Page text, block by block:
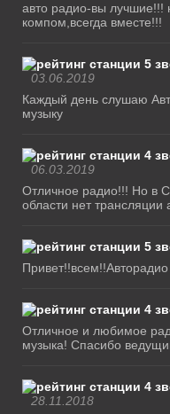
авто радио-вы
компом,всегда вместе!!!
03.06.2019
Каждый день слушаю
музыку
06.03.2019
Отличное радио!!! Но в
области нет трансляции
Отличное и любимое
музыка! Спасибо
28.11.2018